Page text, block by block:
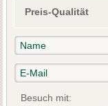
Preis-Qualität
Besuch mit: